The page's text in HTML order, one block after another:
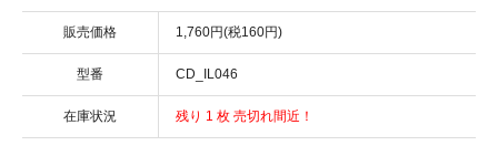
販売価格 1,760円(税160円)
型番 CD_IL046
在庫状況 残り 1 枚 売切れ間近！